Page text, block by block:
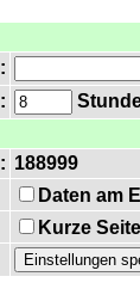
188999
Daten am
Kurze